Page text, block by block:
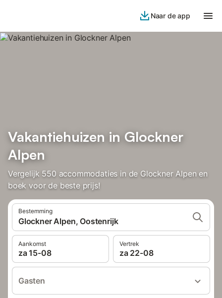
Naar de app
Vakantiehuizen in Glockner
Alpen
Vergelijk 550 accommodaties in de Glockner Alpen en
boek voor de beste prijs!
Bestemming
Glockner Alpen, Oostenrijk
Aankomst
za 15-08
Vertrek
za 22-08
Gasten